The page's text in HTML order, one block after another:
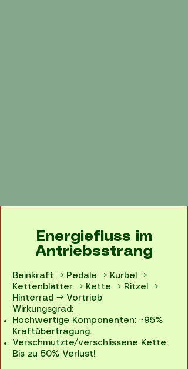
Energiefluss im
Antriebsstrang
Beinkraft → Pedale → Kurbel →
Kettenblätter → Kette → Ritzel →
Hinterrad → Vortrieb
Wirkungsgrad:
Hochwertige Komponenten: ~95%
Kraftübertragung.
Verschmutzte/verschlissene Kette:
Bis zu 50% Verlust!